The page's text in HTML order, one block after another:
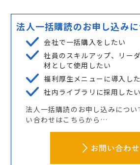
法人一括購読のお申し込みに
会社で一括購入をしたい
社員のスキルアップ、リー
材として使用したい
福利厚生メニューに導入し
社内ライブラリに採用したい
法人一括購読のお申し込みについ
い合わせはこちらから…